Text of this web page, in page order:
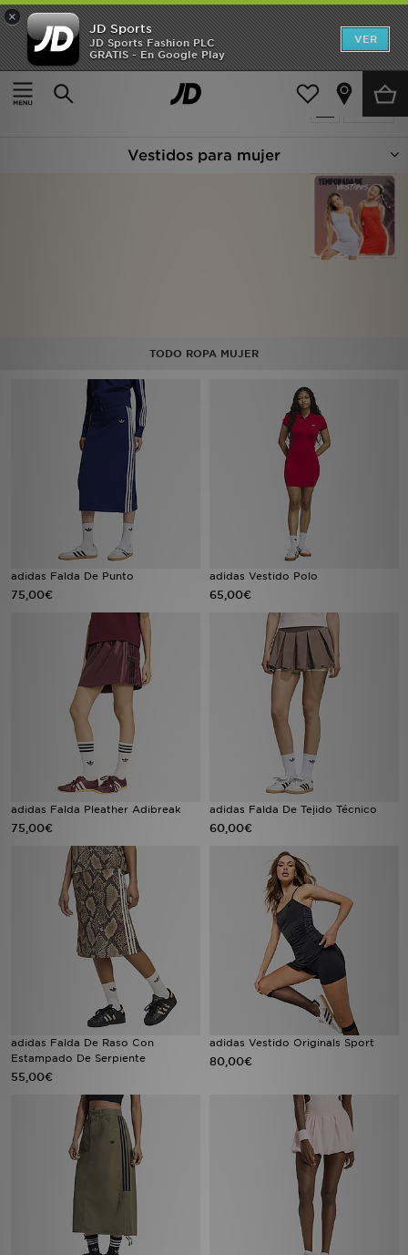
×
JD Sports
JD Sports Fashion PLC
GRATIS - En Google Play
VER
Página principal
Mujer Ropa de mujer Vestidos
21 productos encontrados
Vestidos para mujer
TODO ROPA MUJER
adidas Falda De Punto
75,00€
adidas Vestido Polo
65,00€
adidas Falda Pleather Adibreak
75,00€
adidas Falda De Tejido Técnico
60,00€
adidas Falda De Raso Con
Estampado De Serpiente
55,00€
adidas Vestido Originals Sport
80,00€
Hombre
Mujer
TARJETA REGALO